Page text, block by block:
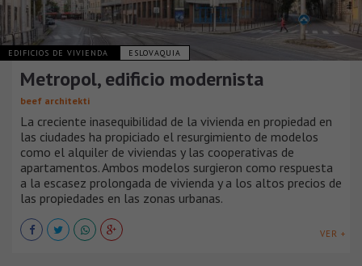
EDIFICIOS DE VIVIENDA ESLOVAQUIA
Metropol, edificio modernista
beef architekti
La creciente inasequibilidad de la vivienda en propiedad en
las ciudades ha propiciado el resurgimiento de modelos
como el alquiler de viviendas y las cooperativas de
apartamentos. Ambos modelos surgieron como respuesta
a la escasez prolongada de vivienda y a los altos precios de
las propiedades en las zonas urbanas.
VER +